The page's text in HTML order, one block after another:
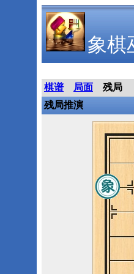
象棋
棋谱 局面
残局
残局推演